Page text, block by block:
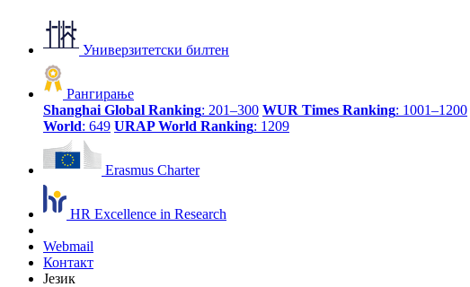
Универзитетски билтен
Рангирање
Shanghai Global Ranking: 201–300 WUR Times Ranking: 1001–1200
World: 649 URAP World Ranking: 1209
Erasmus Charter
HR Excellence in Research
Webmail
Контакт
Језик